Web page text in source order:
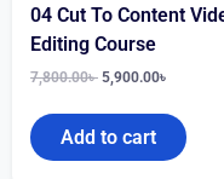
04 Cut To Content
Editing Course
7,800.00৳ 5,900.00৳
Add to cart